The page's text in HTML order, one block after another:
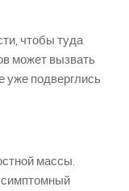
чтобы туда
может вызвать
уже подверглись
массы.